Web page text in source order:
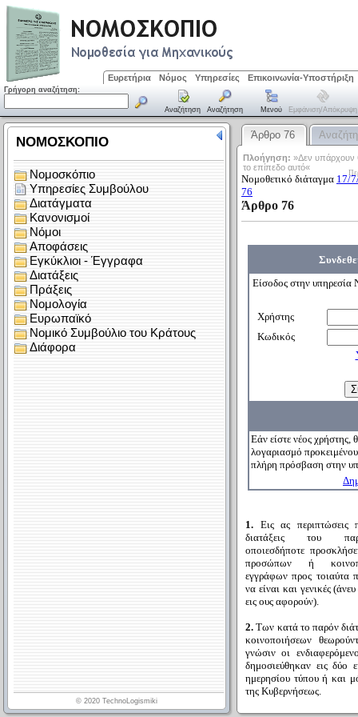
Ευρετήρια Νόμος Υπηρεσίες Επικοινωνία-Υποστήριξη
Γρήγορη αναζήτηση:
Αναζήτηση Αναζήτηση Μενού Εμφάνιση/απόκρυψη
Άρθρο 76